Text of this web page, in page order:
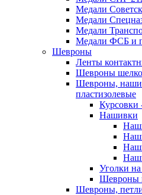
Медали
Медали
Медали
Медали ФСБ и
Шевроны
Ленты
Шевроны
Шевроны,
пластизолевые
Курсовки
Нашивки
Уголки на
Шевроны
Шевроны,